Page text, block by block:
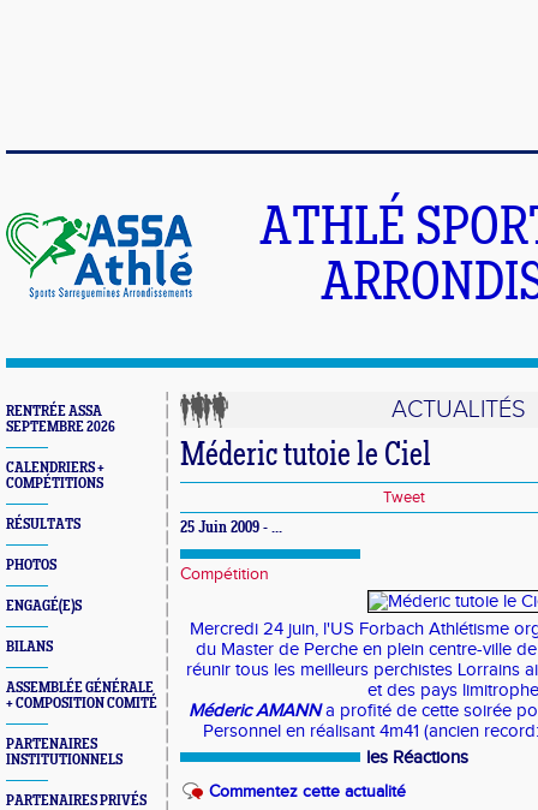
ATHLÉ
RENTRÉE ASSA
SEPTEMBRE 2026
CALENDRIERS +
COMPÉTITIONS
RÉSULTATS
PHOTOS
ENGAGÉ(E)S
BILANS
ASSEMBLÉE GÉNÉRALE
+ COMPOSITION COMITÉ
PARTENAIRES
INSTITUTIONNELS
PARTENAIRES PRIVÉS
ACTUALITÉS
Méderic tutoie le Ciel
Tweet
25 Juin 2009 - ...
Compétition
Mercredi 24 juin, l'US Forbach Athlétisme
du Master de Perche en plein centre-ville
réunir tous les meilleurs perchistes Lorrains
et des pays
Méderic AMANNa profité de cette soirée
Personnel en réalisant 4m41 (ancien
les Réactions
Commentez cette actualité